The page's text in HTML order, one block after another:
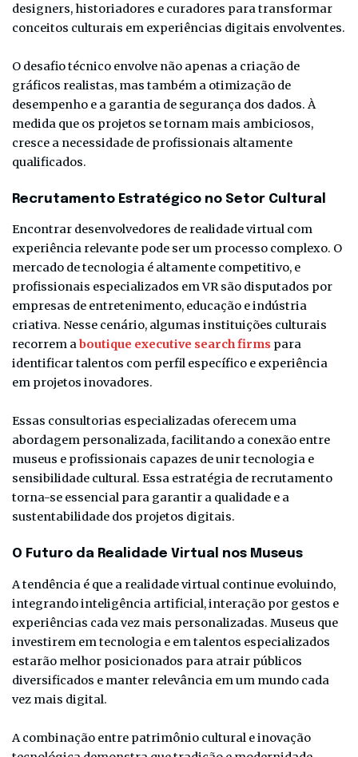
designers, historiadores e curadores para transformar
conceitos culturais em experiências digitais envolventes.
O desafio técnico envolve não apenas a criação de
gráficos realistas, mas também a otimização de
desempenho e a garantia de segurança dos dados. À
medida que os projetos se tornam mais ambiciosos,
cresce a necessidade de profissionais altamente
qualificados.
Recrutamento Estratégico no Setor Cultural
Encontrar desenvolvedores de realidade virtual com
experiência relevante pode ser um processo complexo. O
mercado de tecnologia é altamente competitivo, e
profissionais especializados em VR são disputados por
empresas de entretenimento, educação e indústria
criativa. Nesse cenário, algumas instituições culturais
recorrem aboutique executive search firms para
identificar talentos com perfil específico e experiência
em projetos inovadores.
Essas consultorias especializadas oferecem uma
abordagem personalizada, facilitando a conexão entre
museus e profissionais capazes de unir tecnologia e
sensibilidade cultural. Essa estratégia de recrutamento
torna-se essencial para garantir a qualidade e a
sustentabilidade dos projetos digitais.
O Futuro da Realidade Virtual nos Museus
A tendência é que a realidade virtual continue evoluindo,
integrando inteligência artificial, interação por gestos e
experiências cada vez mais personalizadas. Museus que
investirem em tecnologia e em talentos especializados
estarão melhor posicionados para atrair públicos
diversificados e manter relevância em um mundo cada
vez mais digital.
A combinação entre patrimônio cultural e inovação